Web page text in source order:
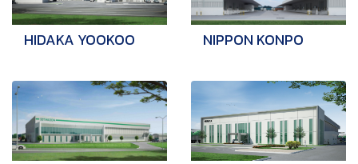
HIDAKA YOOKOO NIPPON KONPO